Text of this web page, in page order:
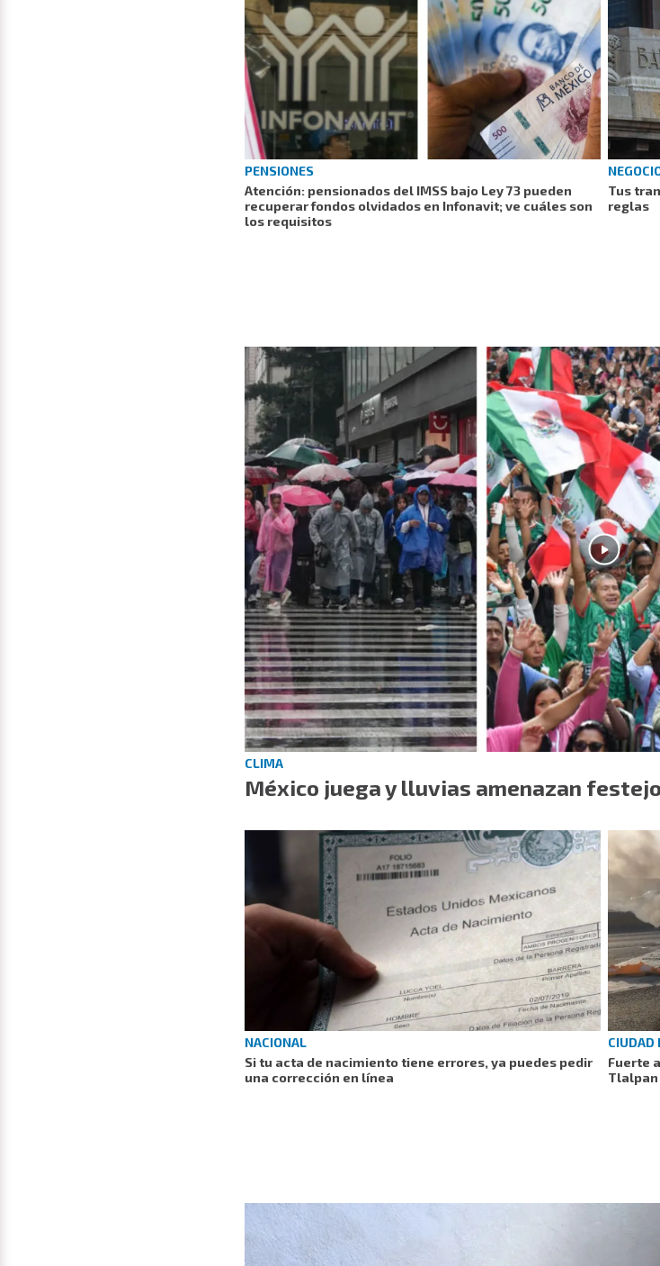
PENSIONES
Atención: pensionados del IMSS bajo Ley 73 pueden
recuperar fondos olvidados en Infonavit; ve cuáles son
los requisitos
Tus
reglas
CLIMA
México juega y lluvias amenazan
NACIONAL
Si tu acta de nacimiento tiene errores, ya puedes pedir
una corrección en línea
CIUDAD
Fuerte
Tlalpan